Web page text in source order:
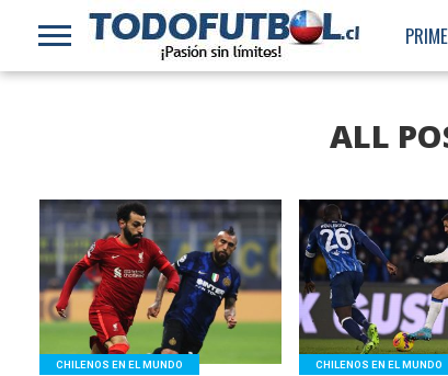
ALL
LEER MÁS
CHILENOS EN EL MUNDO
LEER
CHILENOS EN EL MUNDO